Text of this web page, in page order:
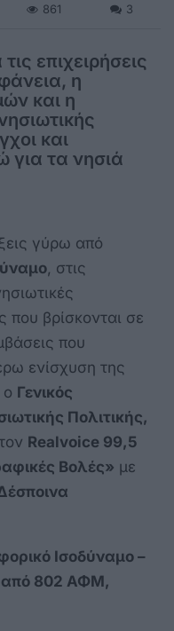
861 3
επιχειρήσεις
η
και η
και
για τα νησιά
γύρω από
, στις
που βρίσκονται σε
που
ενίσχυση της
ο Γενικός
Πολιτικής,
Realvoice 99,5
Βολές» με
Ισοδύναμο –
από 802 ΑΦΜ,